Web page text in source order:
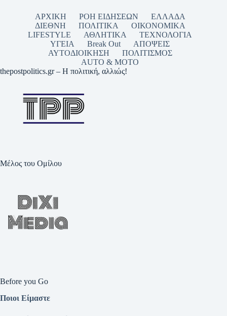
ΑΡΧΙΚΗ ΡΟΗ ΕΙΔΗΣΕΩΝ
ΕΛΛΑΔΑ
ΔΙΕΘΝΗ
ΠΟΛΙΤΙΚΑ
ΟΙΚΟΝΟΜΙΚΑ
LIFESTYLE
ΑΘΛΗΤΙΚΑ
ΤΕΧΝΟΛΟΓΙΑ
ΥΓΕΙΑ
Break Out
ΑΠΟΨΕΙΣ
ΑΥΤΟΔΙΟΙΚΗΣΗ
ΠΟΛΙΤΙΣΜΟΣ
AUTO & MOTO
thepostpolitics.gr – Η πολιτική, αλλιώς!
Μέλος του Ομίλου
Before you Go
Ποιοι Είμαστε